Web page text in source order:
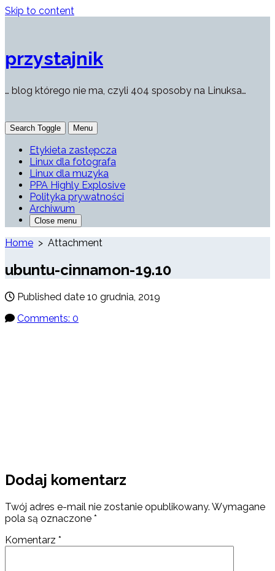
Skip to content
przystajnik
… blog którego nie ma, czyli 404 sposoby na Linuksa…
Search Toggle Menu
Etykieta zastępcza
Linux dla fotografa
Linux dla muzyka
PPA Highly Explosive
Polityka prywatności
Archiwum
Close menu
Home > Attachment
ubuntu-cinnamon-19.10
Published date 10 grudnia, 2019
Comments: 0
Dodaj komentarz
Twój adres e-mail nie zostanie opublikowany. Wymagane
pola są oznaczone *
Komentarz *